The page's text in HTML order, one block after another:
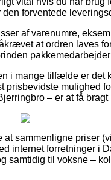
forventede
af varenumre,
at ordren laves
i mange tilfælde er
prisbevidste mulighed
– er at få
sammenligne priser
internet forretninger i
samtidig til voksne –